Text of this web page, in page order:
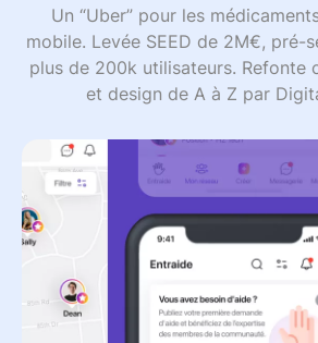
Un “Uber” pour les
mobile. Levée SEED de 2M€, pré-
plus de 200k utilisateurs. Refonte
et design de A à Z par